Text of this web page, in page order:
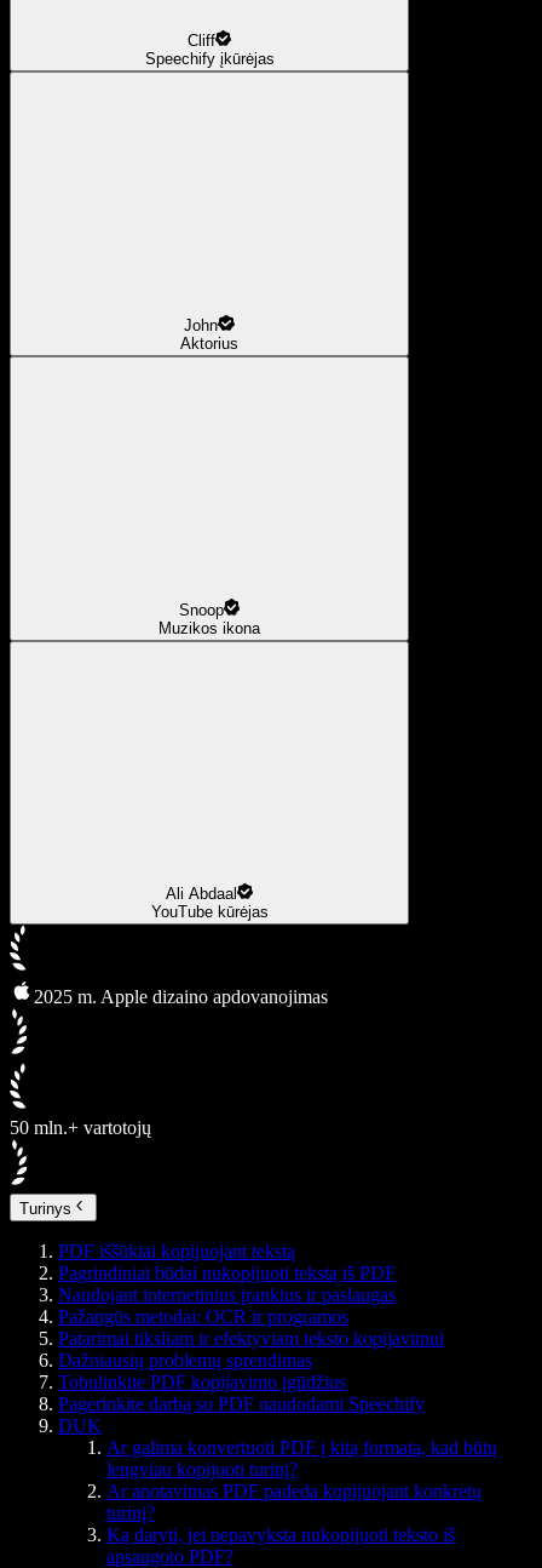
Cliff
Speechify įkūrėjas
John
Aktorius
Snoop
Muzikos ikona
Ali Abdaal
YouTube kūrėjas
2025 m. Apple dizaino apdovanojimas
50 mln.+ vartotojų
Turinys
PDF iššūkiai kopijuojant tekstą
Pagrindiniai būdai nukopijuoti tekstą iš PDF
Naudojant internetinius įrankius ir paslaugas
Pažangūs metodai: OCR ir programos
Patarimai tiksliam ir efektyviam teksto kopijavimui
Dažniausių problemų sprendimas
Tobulinkite PDF kopijavimo įgūdžius
Pagerinkite darbą su PDF naudodami Speechify
DUK
Ar galima konvertuoti PDF į kitą formatą, kad būtų
lengviau kopijuoti turinį?
Ar anotavimas PDF padeda kopijuojant konkretų
turinį?
Ką daryti, jei nepavyksta nukopijuoti teksto iš
apsaugoto PDF?